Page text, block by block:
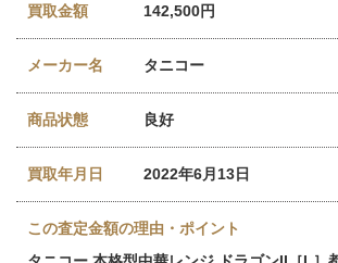
買取金額 142,500円
メーカー名 タニコー
商品状態 良好
買取年月日 2022年6月13日
この査定金額の理由・ポイント